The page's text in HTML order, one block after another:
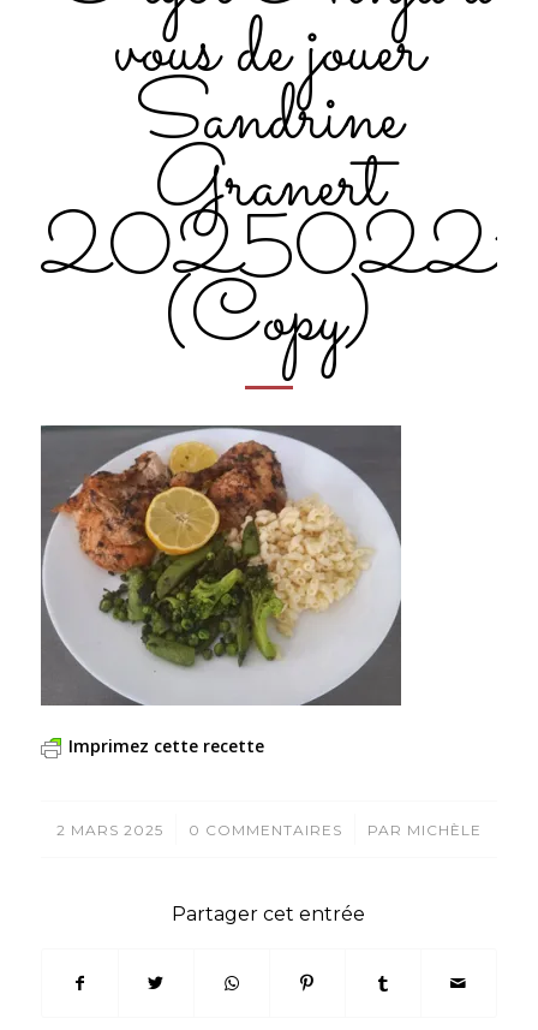
vous de jouer
Sandrine
Granert
(Copy)
Imprimez cette recette
2 MARS 2025
/ 0 COMMENTAIRES
/ PAR MICHÈLE
Partager cet entrée